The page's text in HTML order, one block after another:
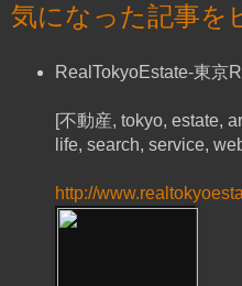
気になった記事を
RealTokyoEstate-東京
[不動産, tokyo, estate,
life, search, service,
http://